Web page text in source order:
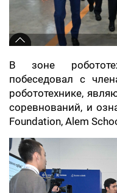
В зоне
побеседовал с
робототехнике,
соревнований, и
Foundation, Alem